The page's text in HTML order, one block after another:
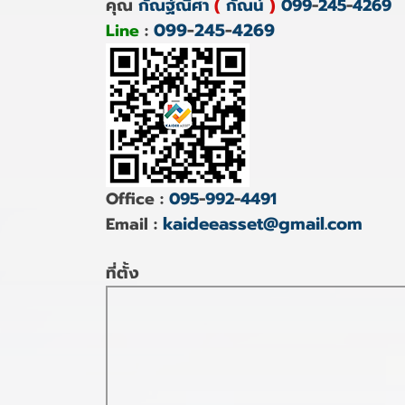
คุณ กัณฐ์ณิศา ( กัณน์ ) 099-245-4269
Line : 099-245-4269
Office : 095-992-4491
Email : kaideeasset@gmail.com
ที่ตั้ง